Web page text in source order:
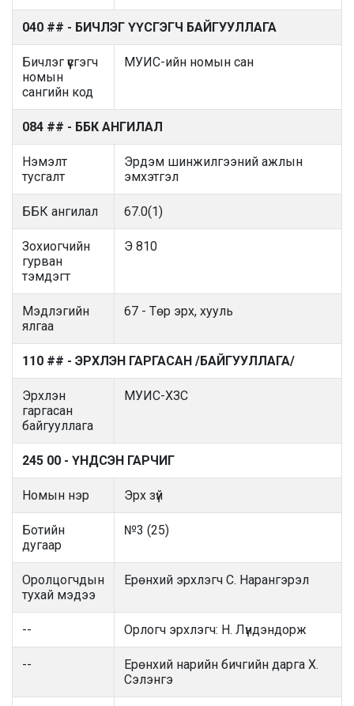
040 ## - БИЧЛЭГ ҮҮСГЭГЧ БАЙГУУЛЛАГА
Бичлэг үүсгэгч
номын
сангийн код
МУИС-ийн номын сан
084 ## - ББК АНГИЛАЛ
Нэмэлт
тусгалт
Эрдэм шинжилгээний ажлын
эмхэтгэл
ББК ангилал 67.0(1)
Зохиогчийн
гурван
тэмдэгт
Э 810
Мэдлэгийн
ялгаа
67 - Төр эрх, хууль
110 ## - ЭРХЛЭН ГАРГАСАН /БАЙГУУЛЛАГА/
Эрхлэн
гаргасан
байгууллага
МУИС-ХЗС
245 00 - ҮНДСЭН ГАРЧИГ
Номын нэр Эрх зүй
Ботийн
дугаар
№3 (25)
Оролцогчдын
тухай мэдээ
Ерөнхий эрхлэгч С. Нарангэрэл
-- Орлогч эрхлэгч: Н. Лүндэндорж
--
Ерөнхий нарийн бичгийн дарга Х.
Сэлэнгэ